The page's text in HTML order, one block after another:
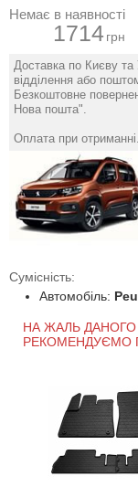
Немає в наявності
1714 грн
Доставка по Києву та
відділення або
Безкоштовне
Нова пошта".
Оплата при отриманні.
Сумісність:
Автомобіль:
НА ЖАЛЬ ДАНОГО
РЕКОМЕНДУЄМО